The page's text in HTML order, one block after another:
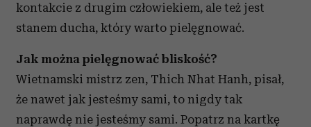
kontakcie z drugim człowiekiem, ale też jest
stanem ducha, który warto pielęgnować.
Jak można pielęgnować bliskość?
Wietnamski mistrz zen, Thich Nhat Hanh, pisał,
że nawet jak jesteśmy sami, to nigdy tak
naprawdę nie jesteśmy sami. Popatrz na kartkę